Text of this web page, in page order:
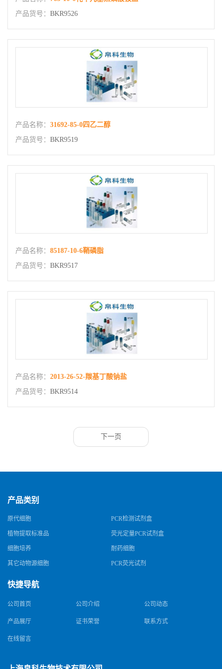
产品货号： BKR9526
产品名称： 31692-85-0四乙二醇
产品货号： BKR9519
产品名称： 85187-10-6鞘磷脂
产品货号： BKR9517
产品名称： 2013-26-52-羰基丁酸钠盐
产品货号： BKR9514
下一页
产品类别
原代细胞 PCR检测试剂盒
植物提取标准品 荧光定量PCR试剂盒
细胞培养 耐药细胞
其它动物源细胞 PCR荧光试剂
快捷导航
公司首页 公司介绍 公司动态
产品展厅 证书荣誉 联系方式
在线留言